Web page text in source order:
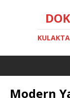
Modern